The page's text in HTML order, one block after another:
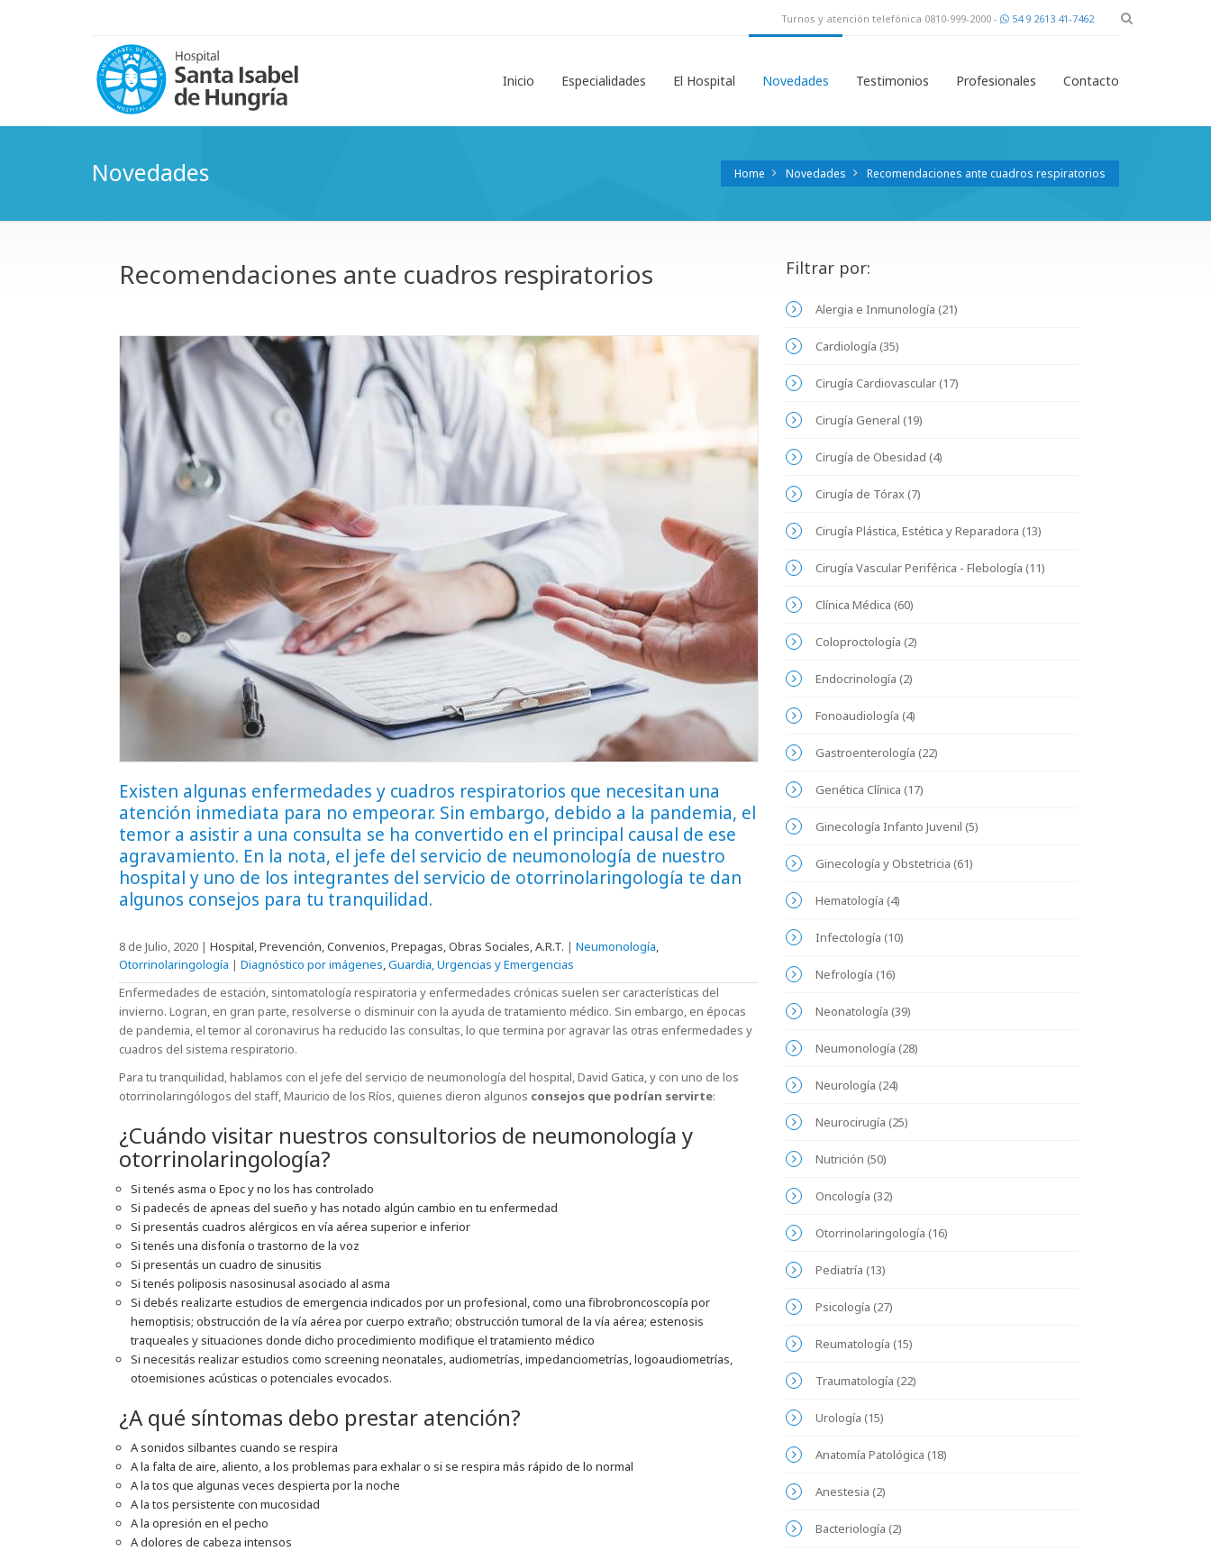
Turnos y atención telefónica 0810-999-2000 - 54 9 2613 41-7462
Inicio Especialidades El Hospital Novedades Testimonios Profesionales Contacto
Novedades Home Novedades Recomendaciones ante cuadros respiratorios
Recomendaciones ante cuadros respiratorios
Existen algunas enfermedades y cuadros respiratorios que necesitan una
atención inmediata para no empeorar. Sin embargo, debido a la pandemia, el
temor a asistir a una consulta se ha convertido en el principal causal de ese
agravamiento. En la nota, el jefe del servicio de neumonología de nuestro
hospital y uno de los integrantes del servicio de otorrinolaringología te dan
algunos consejos para tu tranquilidad.
8 de Julio, 2020 | Hospital, Prevención, Convenios, Prepagas, Obras Sociales, A.R.T. | Neumonología,
Otorrinolaringología | Diagnóstico por imágenes,Guardia, Urgencias y Emergencias
Enfermedades de estación, sintomatología respiratoria y enfermedades crónicas suelen ser características del
invierno. Logran, en gran parte, resolverse o disminuir con la ayuda de tratamiento médico. Sin embargo, en épocas
de pandemia, el temor al coronavirus ha reducido las consultas, lo que termina por agravar las otras enfermedades y
cuadros del sistema respiratorio.
Para tu tranquilidad, hablamos con el jefe del servicio de neumonología del hospital, David Gatica, y con uno de los
otorrinolaringólogos del staff, Mauricio de los Ríos, quienes dieron algunos consejos que podrían servirte:
¿Cuándo visitar nuestros consultorios de neumonología y
otorrinolaringología?
Si tenés asma o Epoc y no los has controlado
Si padecés de apneas del sueño y has notado algún cambio en tu enfermedad
Si presentás cuadros alérgicos en vía aérea superior e inferior
Si tenés una disfonía o trastorno de la voz
Si presentás un cuadro de sinusitis
Si tenés poliposis nasosinusal asociado al asma
Si debés realizarte estudios de emergencia indicados por un profesional, como una fibrobroncoscopía por
hemoptisis; obstrucción de la vía aérea por cuerpo extraño; obstrucción tumoral de la vía aérea; estenosis
traqueales y situaciones donde dicho procedimiento modifique el tratamiento médico
Si necesitás realizar estudios como screening neonatales, audiometrías, impedanciometrías, logoaudiometrías,
otoemisiones acústicas o potenciales evocados.
¿A qué síntomas debo prestar atención?
A sonidos silbantes cuando se respira
A la falta de aire, aliento, a los problemas para exhalar o si se respira más rápido de lo normal
A la tos que algunas veces despierta por la noche
A la tos persistente con mucosidad
A la opresión en el pecho
A dolores de cabeza intensos
Filtrar por:
Alergia e Inmunología (21)
Cardiología (35)
Cirugía Cardiovascular (17)
Cirugía General (19)
Cirugía de Obesidad (4)
Cirugía de Tórax (7)
Cirugía Plástica, Estética y Reparadora (13)
Cirugía Vascular Periférica - Flebología (11)
Clínica Médica (60)
Coloproctología (2)
Endocrinología (2)
Fonoaudiología (4)
Gastroenterología (22)
Genética Clínica (17)
Ginecología Infanto Juvenil (5)
Ginecología y Obstetricia (61)
Hematología (4)
Infectología (10)
Nefrología (16)
Neonatología (39)
Neumonología (28)
Neurología (24)
Neurocirugía (25)
Nutrición (50)
Oncología (32)
Otorrinolaringología (16)
Pediatría (13)
Psicología (27)
Reumatología (15)
Traumatología (22)
Urología (15)
Anatomía Patológica (18)
Anestesia (2)
Bacteriología (2)